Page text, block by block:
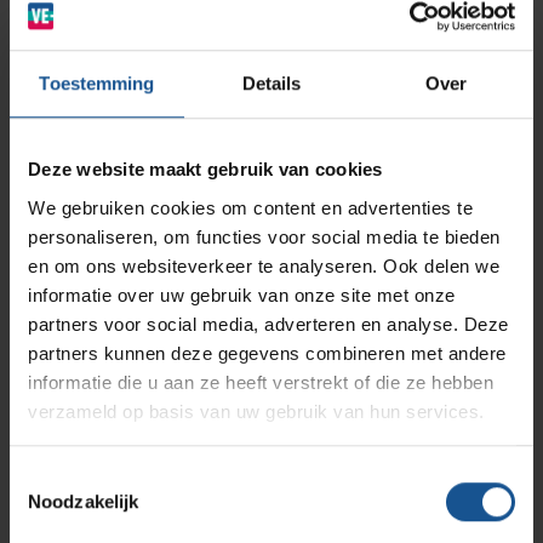
Toestemming Details Over
Deze website maakt gebruik van cookies
We gebruiken cookies om content en advertenties te
personaliseren, om functies voor social media te bieden
en om ons websiteverkeer te analyseren. Ook delen we
informatie over uw gebruik van onze site met onze
partners voor social media, adverteren en analyse. Deze
partners kunnen deze gegevens combineren met andere
informatie die u aan ze heeft verstrekt of die ze hebben
verzameld op basis van uw gebruik van hun services.
Noodzakelijk
Naaldencontainer CS 5 Liter hoog model
Naaldencontainer CS 6 Liter breed model
Lees meer
Branches
Ziekenhuizen en klinieken
Solutions
RVS Werkplekinrichting
Modulaire Inrichtingssystemen
Productlijnen
Medische afvalverpakkingen
Infectiepreventie en hygiëne
Opslagmogelijkheden
Assortiment
Onze merken
Hammerlit
Septodry
Metro
Zarges
AP Medical
Contact
Ons team
Klantcases
Vacatures